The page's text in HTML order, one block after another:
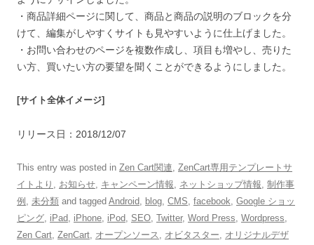
・商品詳細ページに関して、商品と商品の説明のブロックを分
けて、編集がしやすくサイトも見やすいように仕上げました。
・お問い合わせのページを複数作成し、項目も増やし、売りた
い方、買いたい方の要望を聞くことができるようにしました。
[サイト全体イメージ]
リリース日：2018/12/07
This entry was posted in Zen Cart関連 ZenCart専用テンプレートサ
イトより
お知らせ キャンペーン情報 ネットショップ情報 制作事
例
未分類 and tagged Android blog CMS facebook Google ショッ
ピング iPad iPhone iPod SEO Twitter, Word Press Wordpress
Zen Cart ZenCart オープンソース オビタスター
オリジナルデザ